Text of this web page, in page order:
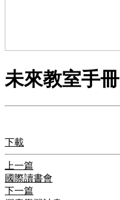
未來教室手冊
下載
上一篇
國際讀書會
下一篇